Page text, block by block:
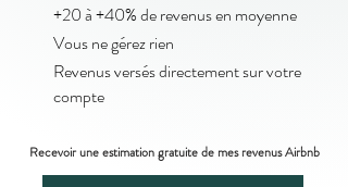
+20 à +40% de revenus en moyenne
Vous ne gérez rien
Revenus versés directement sur votre
compte
Recevoir une estimation gratuite de mes revenus Airbnb